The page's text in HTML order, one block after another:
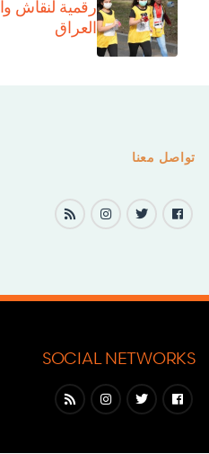
رقمية لنقاش
العراق
تواصل معنا
SOCIAL NETWORKS